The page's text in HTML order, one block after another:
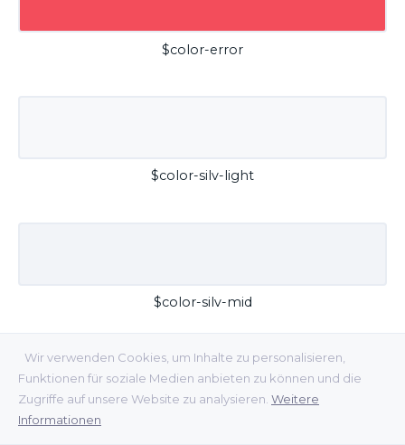
Wir verwenden Cookies, um Inhalte zu personalisieren,
Funktionen für soziale Medien anbieten zu können und die
Zugriffe auf unsere Website zu analysieren. Weitere
Informationen
$color-error
$color-silv-light
$color-silv-mid